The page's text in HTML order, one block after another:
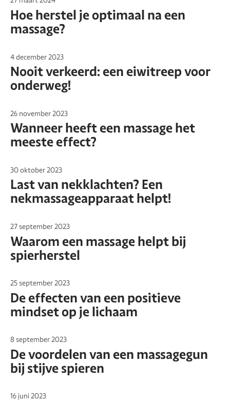
Hoe herstel je optimaal na een
massage?
4 december 2023
Nooit verkeerd: een eiwitreep voor
onderweg!
26 november 2023
Wanneer heeft een massage het
meeste effect?
30 oktober 2023
Last van nekklachten? Een
nekmassageapparaat helpt!
27 september 2023
Waarom een massage helpt bij
spierherstel
25 september 2023
De effecten van een positieve
mindset op je lichaam
8 september 2023
De voordelen van een massagegun
bij stijve spieren
16 juni 2023